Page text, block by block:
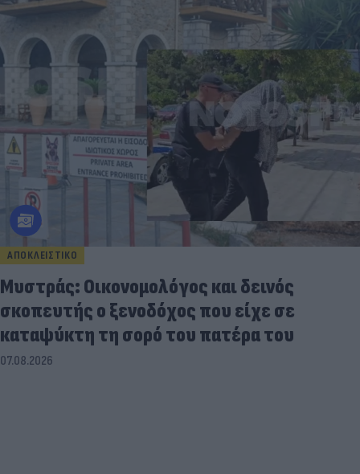
ΑΠΟΚΛΕΙΣΤΙΚΟ
Μυστράς: Οικονομολόγος και δεινός
σκοπευτής ο ξενοδόχος που είχε σε
καταψύκτη τη σορό του πατέρα του
07.08.2026